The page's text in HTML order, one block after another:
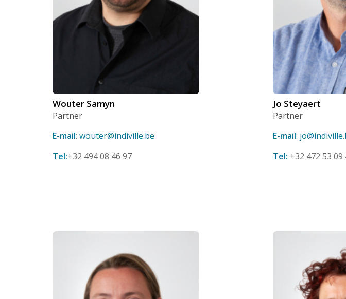
Wouter Samyn
Partner
E-mail: wouter@indiville.be
Tel:+32 494 08 46 97
Jo Steyaert
Partner
E-mail:
Tel: +32 472 53 09